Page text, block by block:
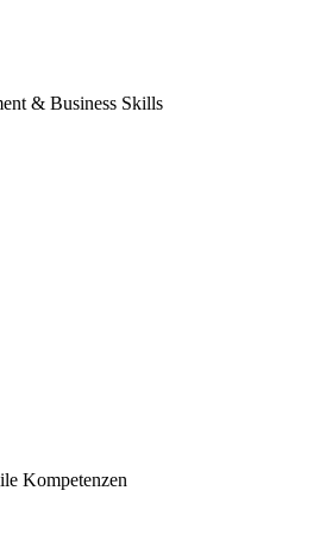
& Business Skills
Kompetenzen